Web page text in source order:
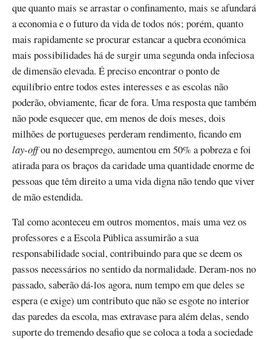
que quanto mais se arrastar o confinamento, mais se afundará
a economia e o futuro da vida de todos nós; porém, quanto
mais rapidamente se procurar estancar a quebra económica
mais possibilidades há de surgir uma segunda onda infeciosa
de dimensão elevada. É preciso encontrar o ponto de
equilíbrio entre todos estes interesses e as escolas não
poderão, obviamente, ficar de fora. Uma resposta que também
não pode esquecer que, em menos de dois meses, dois
milhões de portugueses perderam rendimento, ficando em
lay-offou no desemprego, aumentou em 50% a pobreza e foi
atirada para os braços da caridade uma quantidade enorme de
pessoas que têm direito a uma vida digna não tendo que viver
de mão estendida.
Tal como aconteceu em outros momentos, mais uma vez os
professores e a Escola Pública assumirão a sua
responsabilidade social, contribuindo para que se deem os
passos necessários no sentido da normalidade. Deram-nos no
passado, saberão dá-los agora, num tempo em que deles se
espera (e exige) um contributo que não se esgote no interior
das paredes da escola, mas extravase para além delas, sendo
suporte do tremendo desafio que se coloca a toda a sociedade